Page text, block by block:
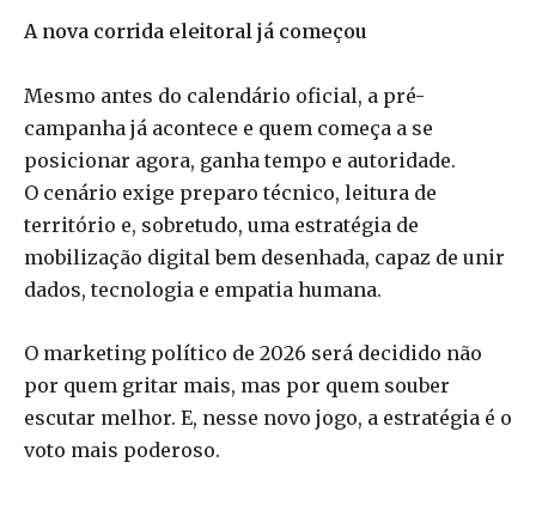
A nova corrida eleitoral já começou
Mesmo antes do calendário oficial, a pré-
campanha já acontece e quem começa a se
posicionar agora, ganha tempo e autoridade.
O cenário exige preparo técnico, leitura de
território e, sobretudo, uma estratégia de
mobilização digital bem desenhada, capaz de unir
dados, tecnologia e empatia humana.
O marketing político de 2026 será decidido não
por quem gritar mais, mas por quem souber
escutar melhor. E, nesse novo jogo, a estratégia é o
voto mais poderoso.